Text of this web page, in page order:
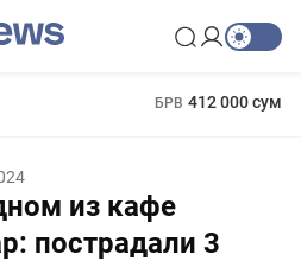
БРВ 412 000 сум
из кафе
пострадали 3